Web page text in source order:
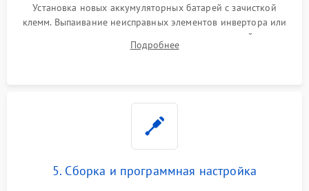
Установка новых аккумуляторных батарей с зачисткой
клемм. Выпаивание неисправных элементов инвертора или
цепи зарядки и монтаж новых радиодеталей.
Восстановление поврежденных токоведущих дорожек и
Подробнее
5. Сборка и программная настройка